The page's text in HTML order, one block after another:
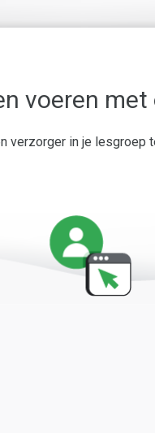
voeren
in je lesgroep